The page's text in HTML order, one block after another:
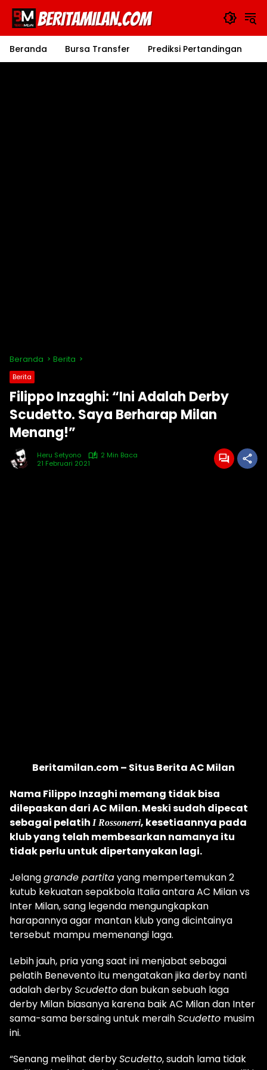
Langsung
konten
Beranda
Bursa Transfer Prediksi Pertandingan
Beranda Berita
Berita
Filippo Inzaghi: “Ini Adalah Derby
Scudetto. Saya Berharap Milan
Menang!”
Heru Setyono
2 Min Baca
21 Februari 2021
Beritamilan.com – Situs Berita AC Milan
Nama Filippo Inzaghi memang tidak bisa
dilepaskan dari AC Milan. Meski sudah dipecat
sebagai pelatih I Rossonerri, kesetiaannya pada
klub yang telah membesarkan namanya itu
tidak perlu untuk dipertanyakan lagi.
Jelanggrande partitayang mempertemukan 2
kutub kekuatan sepakbola Italia antara AC Milan vs
Inter Milan, sang legenda mengungkapkan
harapannya agar mantan klub yang dicintainya
tersebut mampu memenangi laga.
Lebih jauh, pria yang saat ini menjabat sebagai
pelatih Benevento itu mengatakan jika derby nanti
adalah derbyScudettodan bukan sebuah laga
derby Milan biasanya karena baik AC Milan dan Inter
sama-sama bersaing untuk meraihScudetto musim
ini.
“Senang melihat derbyScudetto, sudah lama tidak